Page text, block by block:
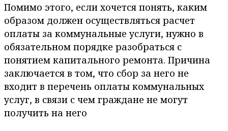
Помимо этого, если хочется понять, каким
образом должен осуществляться расчет
оплаты за коммунальные услуги, нужно в
обязательном порядке разобраться с
понятием капитального ремонта. Причина
заключается в том, что сбор за него не
входит в перечень оплаты коммунальных
услуг, в связи с чем граждане не могут
получить на него